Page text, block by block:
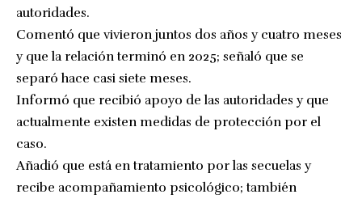
autoridades.
Comentó que vivieron juntos dos años y cuatro meses
y que la relación terminó en 2025; señaló que se
separó hace casi siete meses.
Informó que recibió apoyo de las autoridades y que
actualmente existen medidas de protección por el
caso.
Añadió que está en tratamiento por las secuelas y
recibe acompañamiento psicológico; también